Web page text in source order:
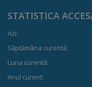
Sport
Structuri
și
baze
STATISTICA
Azi:
Săptămâna curentă:
Luna curentă:
Anul curent: